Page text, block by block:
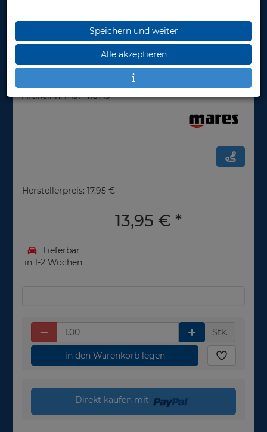
Mares Unterwasserschreibtafel
Artikelnr.: mar-415719
Herstellerpreis: 17,95 €
13,95 € *
Lieferbar
in 1-2 Wochen
Stk.
in den Warenkorb legen
Direkt kaufen mit
Speichern und weiter
Alle akzeptieren